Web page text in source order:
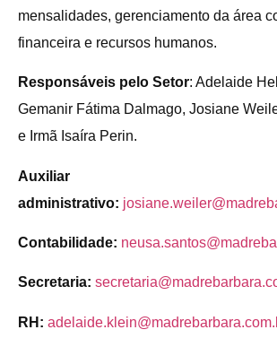
mensalidades, gerenciamento da área
financeira e recursos humanos.
Responsáveis pelo Setor: Adelaide
Gemanir Fátima Dalmago, Josiane
e Irmã Isaíra Perin.
Auxiliar
administrativo:
Contabilidade:
Secretaria:
RH: